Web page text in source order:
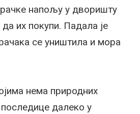
напољу у дворишту
их покупи. Падала је
се уништила и мора
нема природних
далеко у